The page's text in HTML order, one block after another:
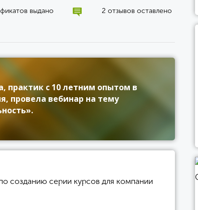
выдано 2 отзывов оставлено
практик с 10 летним опытом в
провела вебинар на тему
созданию серии курсов для компании